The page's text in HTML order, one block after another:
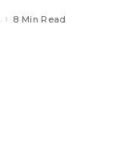
8 Min Read